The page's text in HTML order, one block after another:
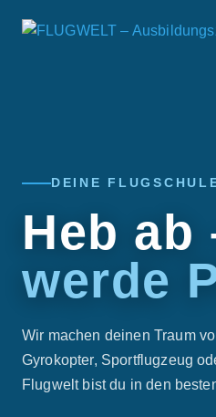
DEINE
Heb ab
werde
Wir machen deinen Traum
Gyrokopter, Sportflugzeug
Flugwelt bist du in den